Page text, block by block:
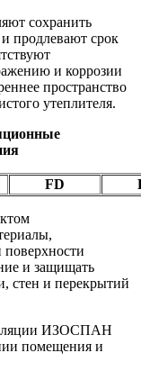
сохранить
продлевают срок
и коррозии
пространство
утеплителя.
FD
поверхности
и защищать
стен и перекрытий
ИЗОСПАН
помещения и